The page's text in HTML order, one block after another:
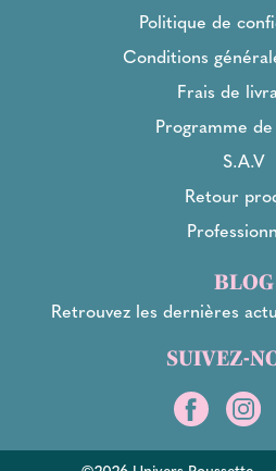
Politique de
Conditions
Frais de
Programme
S.A.V
Retour
BLOG
Retrouvez les dernières
SUIVEZ-